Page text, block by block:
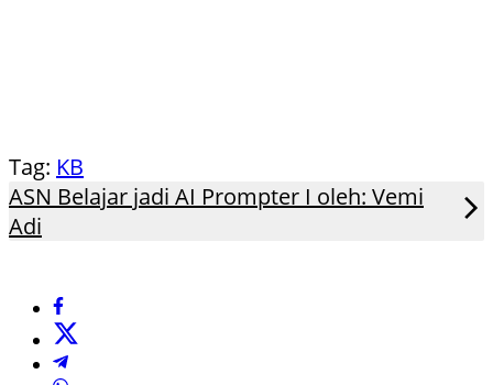
Tag: KB
ASN Belajar jadi AI Prompter I oleh: Vemi
Adi